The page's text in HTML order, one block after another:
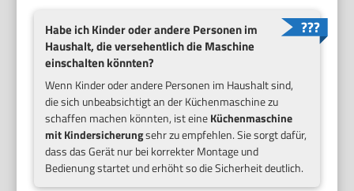
Habe ich Kinder oder andere Personen im
Haushalt, die versehentlich die Maschine
einschalten könnten?
Wenn Kinder oder andere Personen im Haushalt sind,
die sich unbeabsichtigt an der Küchenmaschine zu
schaffen machen könnten, ist eineKüchenmaschine
mit Kindersicherungsehr zu empfehlen. Sie sorgt dafür,
dass das Gerät nur bei korrekter Montage und
Bedienung startet und erhöht so die Sicherheit deutlich.